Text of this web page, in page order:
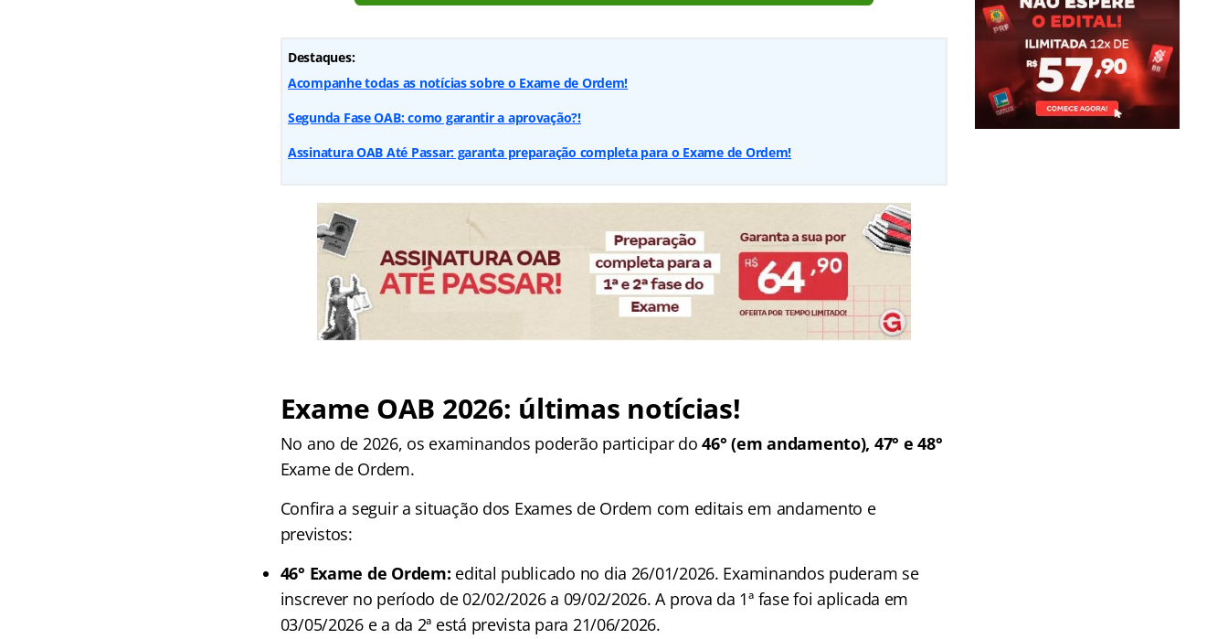
Destaques:
Acompanhe todas as notícias sobre o Exame de Ordem!
Segunda Fase OAB: como garantir a aprovação?!
Assinatura OAB Até Passar: garanta preparação completa para o Exame de Ordem!
Exame OAB 2026: últimas notícias!
No ano de 2026, os examinandos poderão participar do46° (em andamento), 47° e 48°
Exame de Ordem.
Confira a seguir a situação dos Exames de Ordem com editais em andamento e
previstos:
46° Exame de Ordem: edital publicado no dia 26/01/2026. Examinandos puderam se
inscrever no período de 02/02/2026 a 09/02/2026. A prova da 1ª fase foi aplicada em
03/05/2026 e a da 2ª está prevista para 21/06/2026.